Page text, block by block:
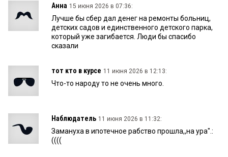
Анна 15 июня 2026 в 07:36:
Лучше бы сбер дал денег на ремонты больниц,
детских садов и единственного детского парка,
который уже загибается. Люди бы спасибо
сказали
тот кто в курсе 11 июня 2026 в 12:13:
Что-то народу то не очень много.
Наблюдатель 11 июня 2026 в 11:32:
Замануха в ипотечное рабство прошла,,на ура".:
((((